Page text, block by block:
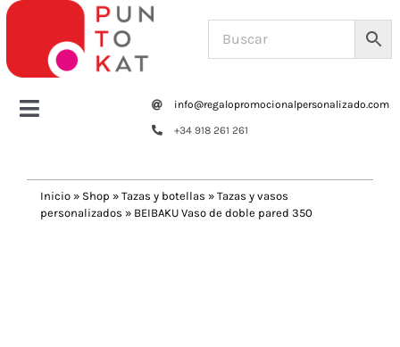
Saltar
contenido
Toggle
Tazas y botellas
info@regalopromocionalpersonalizado.com
+34 918 261 261
Inicio » Shop » Tazas y botellas » Tazas y vasos
personalizados » BEIBAKU Vaso de doble pared 350